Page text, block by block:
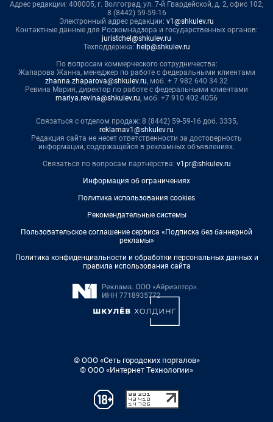
Адрес редакции: 400005, г. Волгоград, ул. 7-й Гвардейской, д. 2, офис 102,
8 (8442) 59-59-16
Электронный адрес редакции: v1@shkulev.ru
Контактные данные для Роскомнадзора и государственных органов:
juristchel@shkulev.ru
Техподдержка: help@shkulev.ru
По вопросам коммерческого сотрудничества:
Жапарова Жанна, менеджер по работе с федеральными клиентами
zhanna.zhaparova@shkulev.ru, моб. + 7 982 640 34 32
Ревина Мария, директор по работе с федеральными клиентами
mariya.revina@shkulev.ru, моб. +7 910 402 4056
Связаться с отделом продаж: 8 (8442) 59-59-16 доб. 3335,
reklamav1@shkulev.ru
Редакция сайта не несет ответственности за достоверность
информации, содержащейся в рекламных объявлениях.
Связаться по вопросам партнёрства: v1pr@shkulev.ru
Информация об ограничениях
Политика использования cookies
Рекомендательные системы
Пользовательское соглашение сервиса «Подписка без баннерной
рекламы»
Политика конфиденциальности и обработки персональных данных и
правила использования сайта
© ООО «Сеть городских порталов»
© ООО «Интернет Технологии»